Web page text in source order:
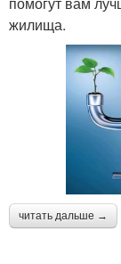
жилища.
читать дальше →